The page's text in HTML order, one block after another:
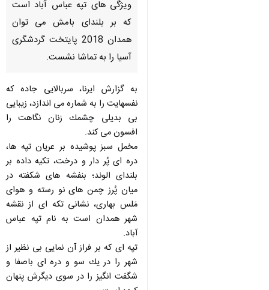
ویژگی های تپه عباس آباد است
كه بر بلندای بامش می توان
همدان 2018 پایتخت گردشگری
آسیا را به تماشا نشست.
به گزارش ایرنا، سربالایی جاده كه
نفسهایت را به شماره می اندازد، زیبایی
بی بدیلی چشمك زنان نگاهت را
افسون می كند.
مخمل سبز پوشیده بر عریان تپه ها،
دره ای پُر دار و درخت، تكیه داده بر
بلندای الوند؛ بنفشه های شكفته در
میان پُرز چمن های نو رسته و هوای
مَلس بهاری، نشانی تكه ای از نقشه
شهر همدان است به نام تپه عباس
آباد.
تپه ای كه بر فراز آن نمایی بی نظیر از
شهر را در یك سو و دره ای باصفا و
شگفت انگیز را در سوی دیگرش پنهان